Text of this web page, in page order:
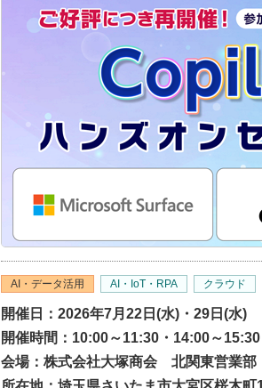
AI・データ活用 AI・IoT・RPA クラウド
開催日：2026年7月22日(水)・29日(水)
開催時間：10:00～11:30・14:00～
会場：株式会社大塚商会 北関東営業部